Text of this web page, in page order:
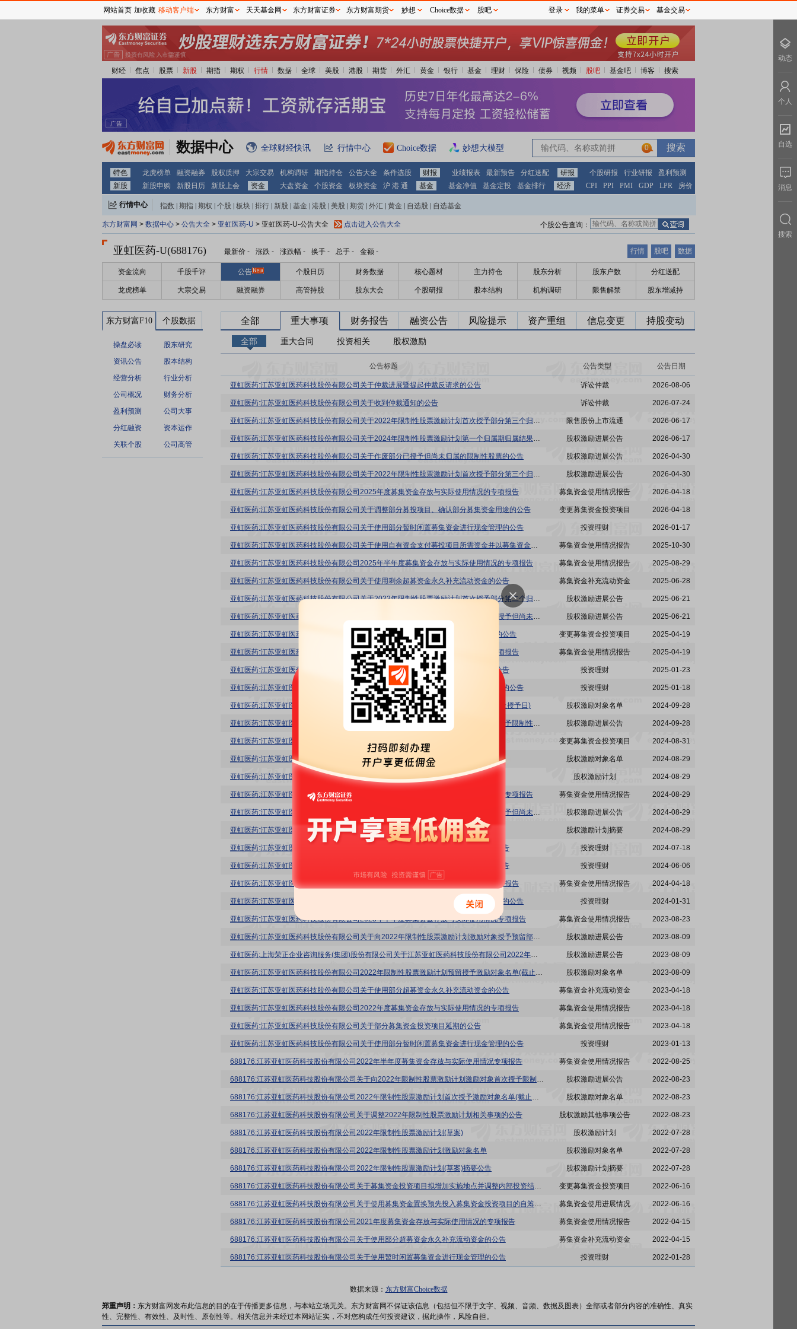
财经 焦点 股票 新股 期指 期权 行情 数据 全球 美股 港股 期货 外汇 黄金 银行 基金 理财 保险 债券 视频 股吧 基金吧 博客 搜索
数据中心 全球财经快讯 行情中心 Choice数据 妙想大模型 0
特色 龙虎榜单 融资融券 股权质押 大宗交易 机构调研 期指持仓 公告大全 条件选股 财报 业绩报表 最新预告 分红送配 研报 个股研报 行业研报
盈利预测
新股
新股申购 新股日历 新股上会 资金 大盘资金 个股资金 板块资金 沪 港 通 基金 基金净值 基金定投 基金排行 经济 CPI PPI PMI GDP LPR 房价
行情中心 指数 期指 期权 个股 板块 排行 新股 基金 港股 美股 期货 外汇 黄金 自选股 自选基金
东方财富网 > 数据中心 > 公告大全 > 亚虹医药-U > 亚虹医药-U-公告大全 点击进入公告大全 个股公告查询：
亚虹医药-U(688176) 最新价 - 涨跌 - 涨跌幅 - 换手 - 总手 - 金额 - 行情 股吧 数据
资金流向 千股千评 公告 个股日历 财务数据 核心题材 主力持仓 股东分析 股东户数 分红送配
龙虎榜单 大宗交易 融资融券 高管持股 股东大会 个股研报 股本结构 机构调研 限售解禁 股东增减持
东方财富F10 个股数据
操盘必读
股东研究
资讯公告
股本结构
经营分析
行业分析
公司概况
财务分析
盈利预测
公司大事
分红融资
资本运作
关联个股
公司高管
全部 重大事项 财务报告 融资公告 风险提示 资产重组 信息变更 持股变动
全部 重大合同 投资相关 股权激励
公告标题 公告类型 公告日期
亚虹医药:江苏亚虹医药科技股份有限公司关于仲裁进展暨提起仲裁反请求的公告 诉讼仲裁 2026-08-06
亚虹医药:江苏亚虹医药科技股份有限公司关于收到仲裁通知的公告 诉讼仲裁 2026-07-24
亚虹医药:江苏亚虹医药科技股份有限公司关于2022年限制性股票激励计划首次授予部分第三个归属期及预留授予部分第二个归属期归属结果暨股份上市公告 限售股份上市流通 2026-06-17
亚虹医药:江苏亚虹医药科技股份有限公司关于2024年限制性股票激励计划第一个归属期归属结果公告 股权激励进展公告 2026-06-17
亚虹医药:江苏亚虹医药科技股份有限公司关于作废部分已授予但尚未归属的限制性股票的公告 股权激励进展公告 2026-04-30
亚虹医药:江苏亚虹医药科技股份有限公司关于2022年限制性股票激励计划首次授予部分第三个归属期、预留授予部分第二个归属期及2024年限制性股票激励计划第一个归属期符合归属条件的公告 股权激励进展公告 2026-04-30
亚虹医药:江苏亚虹医药科技股份有限公司2025年度募集资金存放与实际使用情况的专项报告 募集资金使用情况报告 2026-04-18
亚虹医药:江苏亚虹医药科技股份有限公司关于调整部分募投项目、确认部分募集资金用途的公告 变更募集资金投资项目 2026-04-18
亚虹医药:江苏亚虹医药科技股份有限公司关于使用部分暂时闲置募集资金进行现金管理的公告 投资理财 2026-01-17
亚虹医药:江苏亚虹医药科技股份有限公司关于使用自有资金支付募投项目所需资金并以募集资金等额置换的公告 募集资金使用情况报告 2025-10-30
亚虹医药:江苏亚虹医药科技股份有限公司2025年半年度募集资金存放与实际使用情况的专项报告 募集资金使用情况报告 2025-08-29
亚虹医药:江苏亚虹医药科技股份有限公司关于使用剩余超募资金永久补充流动资金的公告 募集资金补充流动资金 2025-06-28
亚虹医药:江苏亚虹医药科技股份有限公司关于2022年限制性股票激励计划首次授予部分第二个归属期及预留授予部分第一个归属期符合归属条件的公告 股权激励进展公告 2025-06-21
亚虹医药:江苏亚虹医药科技股份有限公司关于作废2022年限制性股票激励计划部分已授予但尚未归属的限制性股票的公告 股权激励进展公告 2025-06-21
亚虹医药:江苏亚虹医药科技股份有限公司关于确认募投项目部分募集资金用途并延期的公告 变更募集资金投资项目 2025-04-19
亚虹医药:江苏亚虹医药科技股份有限公司2024年度募集资金存放与实际使用情况的专项报告 募集资金使用情况报告 2025-04-19
亚虹医药:江苏亚虹医药科技股份有限公司关于开立募集资金现金管理专用结算账户的公告 投资理财 2025-01-23
亚虹医药:江苏亚虹医药科技股份有限公司关于使用部分暂时闲置募集资金进行现金管理的公告 投资理财 2025-01-18
亚虹医药:江苏亚虹医药科技股份有限公司2024年限制性股票激励计划激励对象名单(截止授予日) 股权激励对象名单 2024-09-28
亚虹医药:江苏亚虹医药科技股份有限公司关于向2024年限制性股票激励计划激励对象授予限制性股票的公告 股权激励进展公告 2024-09-28
亚虹医药:江苏亚虹医药科技股份有限公司关于变更部分募集资金投资项目的公告 变更募集资金投资项目 2024-08-31
亚虹医药:江苏亚虹医药科技股份有限公司2024年限制性股票激励计划激励对象名单 股权激励对象名单 2024-08-29
亚虹医药:江苏亚虹医药科技股份有限公司2024年限制性股票激励计划(草案) 股权激励计划 2024-08-29
亚虹医药:江苏亚虹医药科技股份有限公司2024年半年度募集资金存放与实际使用情况的专项报告 募集资金使用情况报告 2024-08-29
亚虹医药:江苏亚虹医药科技股份有限公司关于作废2022年限制性股票激励计划部分已授予但尚未归属的限制性股票的公告 股权激励进展公告 2024-08-29
亚虹医药:江苏亚虹医药科技股份有限公司2024年限制性股票激励计划(草案)摘要公告 股权激励计划摘要 2024-08-29
亚虹医药:江苏亚虹医药科技股份有限公司关于开立募集资金现金管理专用结算账户的公告 投资理财 2024-07-18
亚虹医药:江苏亚虹医药科技股份有限公司关于开立募集资金现金管理专用结算账户的公告 投资理财 2024-06-06
亚虹医药:江苏亚虹医药科技股份有限公司2023年度募集资金存放与实际使用情况的专项报告 募集资金使用情况报告 2024-04-18
亚虹医药:江苏亚虹医药科技股份有限公司关于使用部分暂时闲置募集资金进行现金管理的公告 投资理财 2024-01-31
亚虹医药:江苏亚虹医药科技股份有限公司2023年半年度募集资金存放与实际使用情况专项报告 募集资金使用情况报告 2023-08-23
亚虹医药:江苏亚虹医药科技股份有限公司关于向2022年限制性股票激励计划激励对象授予预留部分限制性股票的公告 股权激励进展公告 2023-08-09
亚虹医药:上海荣正企业咨询服务(集团)股份有限公司关于江苏亚虹医药科技股份有限公司2022年限制性股票激励计划预留授予相关事项之独立财务顾问报告 股权激励进展公告 2023-08-09
亚虹医药:江苏亚虹医药科技股份有限公司2022年限制性股票激励计划预留授予激励对象名单(截止预留授予日) 股权激励对象名单 2023-08-09
亚虹医药:江苏亚虹医药科技股份有限公司关于使用部分超募资金永久补充流动资金的公告 募集资金补充流动资金 2023-04-18
亚虹医药:江苏亚虹医药科技股份有限公司2022年度募集资金存放与实际使用情况的专项报告 募集资金使用情况报告 2023-04-18
亚虹医药:江苏亚虹医药科技股份有限公司关于部分募集资金投资项目延期的公告 募集资金使用情况报告 2023-04-18
亚虹医药:江苏亚虹医药科技股份有限公司关于使用部分暂时闲置募集资金进行现金管理的公告 投资理财 2023-01-13
688176:江苏亚虹医药科技股份有限公司2022年半年度募集资金存放与实际使用情况专项报告 募集资金使用情况报告 2022-08-25
688176:江苏亚虹医药科技股份有限公司关于向2022年限制性股票激励计划激励对象首次授予限制性股票的公告 股权激励进展公告 2022-08-23
688176:江苏亚虹医药科技股份有限公司2022年限制性股票激励计划首次授予激励对象名单(截止首次授予日) 股权激励对象名单 2022-08-23
688176:江苏亚虹医药科技股份有限公司关于调整2022年限制性股票激励计划相关事项的公告 股权激励其他事项公告 2022-08-23
688176:江苏亚虹医药科技股份有限公司2022年限制性股票激励计划(草案) 股权激励计划 2022-07-28
688176:江苏亚虹医药科技股份有限公司2022年限制性股票激励计划激励对象名单 股权激励对象名单 2022-07-28
688176:江苏亚虹医药科技股份有限公司2022年限制性股票激励计划(草案)摘要公告 股权激励计划摘要 2022-07-28
688176:江苏亚虹医药科技股份有限公司关于募集资金投资项目拟增加实施地点并调整内部投资结构、增加实施主体及向全资子公司增资或提供借款以用于募集资金投资项目实施的公告 变更募集资金投资项目 2022-06-16
688176:江苏亚虹医药科技股份有限公司关于使用募集资金置换预先投入募集资金投资项目的自筹资金的公告 募集资金使用进展情况 2022-06-16
688176:江苏亚虹医药科技股份有限公司2021年度募集资金存放与实际使用情况的专项报告 募集资金使用情况报告 2022-04-15
688176:江苏亚虹医药科技股份有限公司关于使用部分超募资金永久补充流动资金的公告 募集资金补充流动资金 2022-04-15
688176:江苏亚虹医药科技股份有限公司关于使用暂时闲置募集资金进行现金管理的公告 投资理财 2022-01-28
数据来源： 东方财富Choice数据
郑重声明： 东方财富网发布此信息的目的在于传播更多信息，与本站立场无关。东方财富网不保证该信息（包括但不限于文字、视频、音频、数据及图表）全部或者部分内容的准确性、真实
性、完整性、有效性、及时性、原创性等。相关信息并未经过本网站证实，不对您构成任何投资建议，据此操作，风险自担。
网站首页 加收藏 移动客户端 东方财富 天天基金网 东方财富证券 东方财富期货 妙想 Choice数据 股吧 登录 我的菜单 证券交易 基金交易
动态
个人
自选
消息
搜索